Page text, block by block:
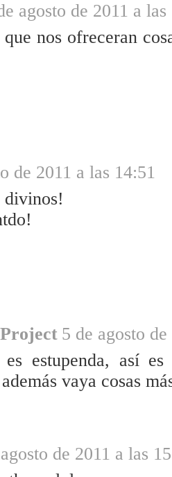
agosto de 2011 a
nos ofreceran
de 2011 a las 14:51
divinos!
5 de agosto
estupenda, así
vaya cosas
de 2011 a las